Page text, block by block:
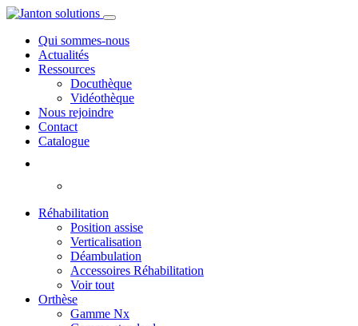
Qui sommes-nous
Actualités
Ressources
Docuthèque
Vidéothèque
Nous rejoindre
Contact
Catalogue
Réhabilitation
Position assise
Verticalisation
Déambulation
Accessoires Réhabilitation
Voir tout
Orthèse
Gamme Nx